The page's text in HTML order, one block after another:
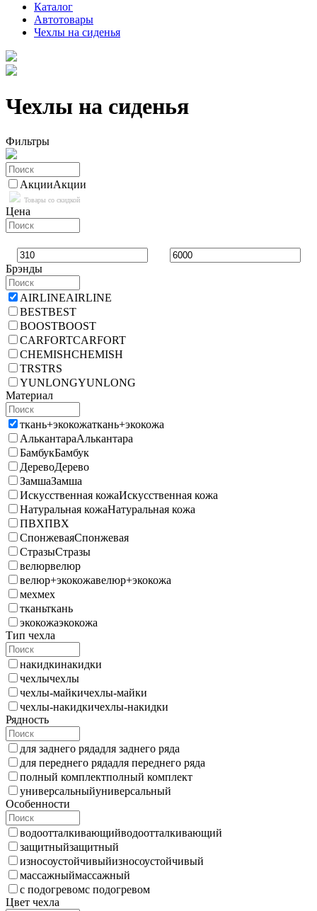
Каталог
Автотовары
Чехлы на сиденья
Чехлы на сиденья
Фильтры
АкцииАкции
Товары со скидкой
Цена
Брэнды
AIRLINEAIRLINE
BESTBEST
BOOSTBOOST
CARFORTCARFORT
CHEMISHCHEMISH
TRSTRS
YUNLONGYUNLONG
Материал
ткань+экокожаткань+экокожа
АлькантараАлькантара
БамбукБамбук
ДеревоДерево
ЗамшаЗамша
Искусственная кожаИскусственная кожа
Натуральная кожаНатуральная кожа
ПВХПВХ
СпонжеваяСпонжевая
СтразыСтразы
велюрвелюр
велюр+экокожавелюр+экокожа
мехмех
тканьткань
экокожаэкокожа
Тип чехла
накидкинакидки
чехлычехлы
чехлы-майкичехлы-майки
чехлы-накидкичехлы-накидки
Рядность
для заднего рядадля заднего ряда
для переднего рядадля переднего ряда
полный комплектполный комплект
универсальныйуниверсальный
Особенности
водоотталкивающийводоотталкивающий
защитныйзащитный
износоустойчивыйизносоустойчивый
массажныймассажный
с подогревомс подогревом
Цвет чехла